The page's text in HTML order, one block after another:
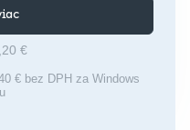
€
€ bez DPH za Windows